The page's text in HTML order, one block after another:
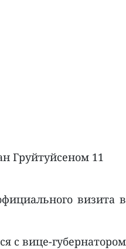
Груйтуйсеном 11
визита в
с вице-губернатором